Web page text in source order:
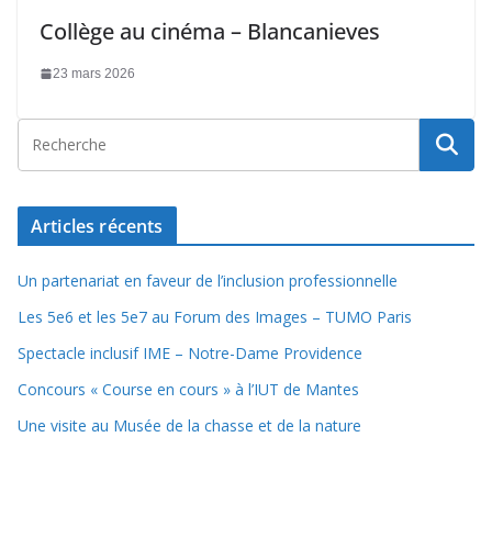
Collège au cinéma – Blancanieves
23 mars 2026
Articles récents
Un partenariat en faveur de l’inclusion professionnelle
Les 5e6 et les 5e7 au Forum des Images – TUMO Paris
Spectacle inclusif IME – Notre-Dame Providence
Concours « Course en cours » à l’IUT de Mantes
Une visite au Musée de la chasse et de la nature